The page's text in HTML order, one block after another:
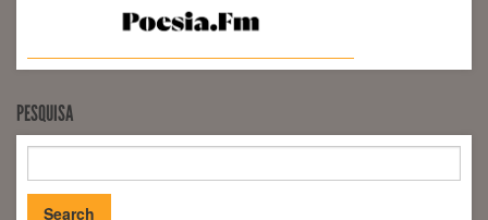
PESQUISA